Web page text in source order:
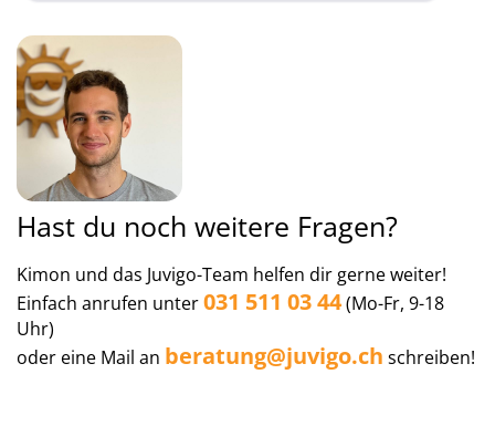
29
30
Hast du noch weitere Fragen?
Kimon und das Juvigo-Team helfen dir gerne weiter!
Einfach anrufen unter031 511 03 44(Mo-Fr, 9-18
Uhr)
oder eine Mail an beratung@juvigo.ch schreiben!